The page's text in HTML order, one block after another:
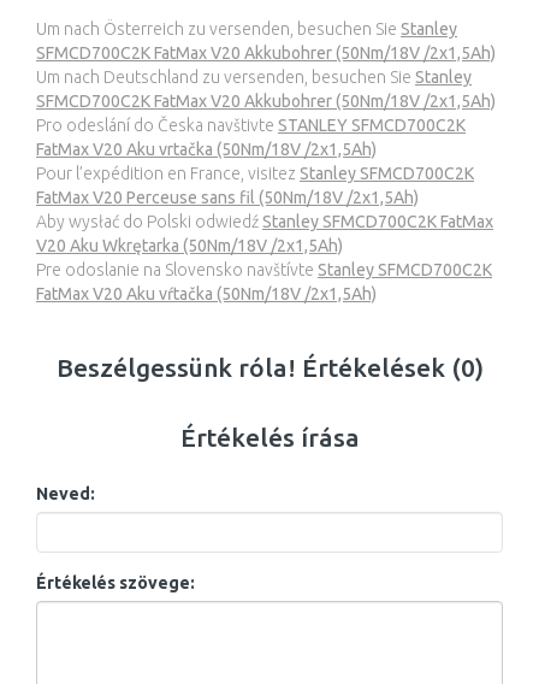
Um nach Österreich zu versenden, besuchen Sie Stanley
SFMCD700C2K FatMax V20 Akkubohrer (50Nm/18V /2x1,5Ah)
Um nach Deutschland zu versenden, besuchen Sie Stanley
SFMCD700C2K FatMax V20 Akkubohrer (50Nm/18V /2x1,5Ah)
Pro odeslání do Česka navštivte STANLEY SFMCD700C2K
FatMax V20 Aku vrtačka (50Nm/18V /2x1,5Ah)
Pour l’expédition en France, visitez Stanley SFMCD700C2K
FatMax V20 Perceuse sans fil (50Nm/18V /2x1,5Ah)
Aby wysłać do Polski odwiedź Stanley SFMCD700C2K FatMax
V20 Aku Wkrętarka (50Nm/18V /2x1,5Ah)
Pre odoslanie na Slovensko navštívte Stanley SFMCD700C2K
FatMax V20 Aku vŕtačka (50Nm/18V /2x1,5Ah)
Beszélgessünk róla! Értékelések (0)
Értékelés írása
Neved:
Értékelés szövege: